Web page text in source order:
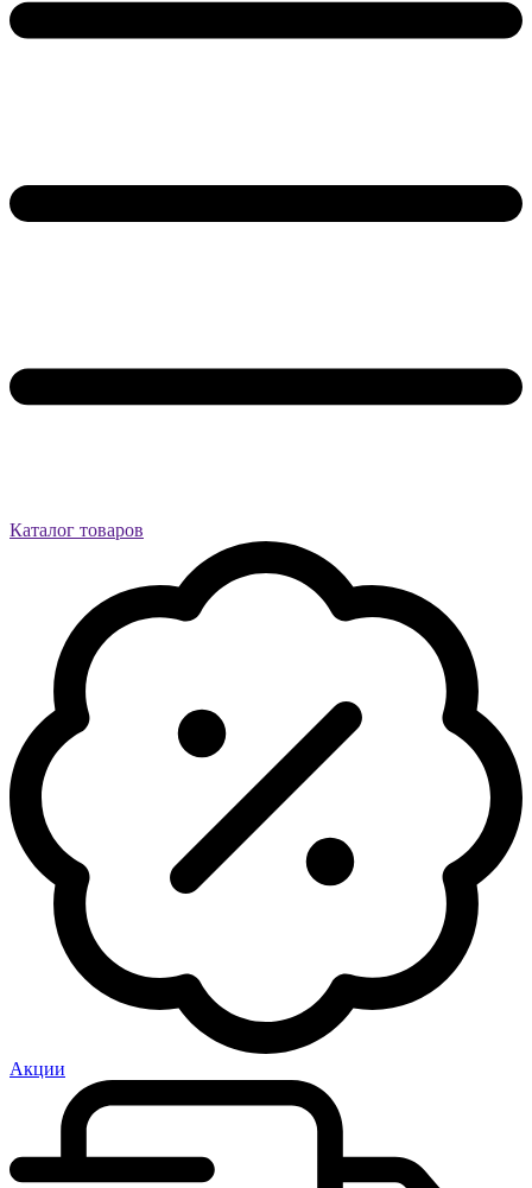
Каталог товаров
Акции